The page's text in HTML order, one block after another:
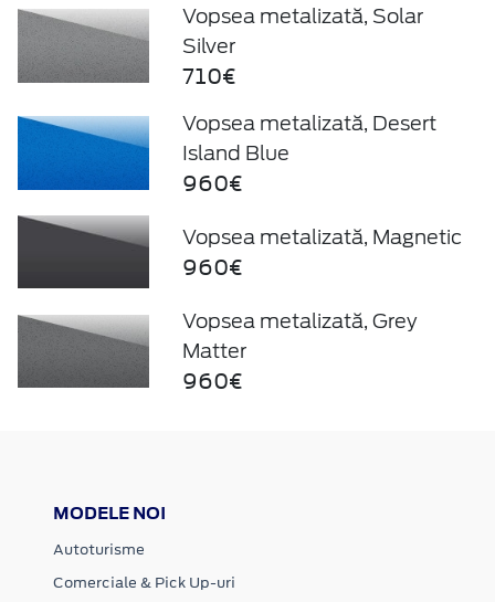
Vopsea metalizată, Solar
Silver
710€
Vopsea metalizată, Desert
Island Blue
960€
Vopsea metalizată, Magnetic
960€
Vopsea metalizată, Grey
Matter
960€
MODELE NOI
Autoturisme
Comerciale & Pick Up-uri